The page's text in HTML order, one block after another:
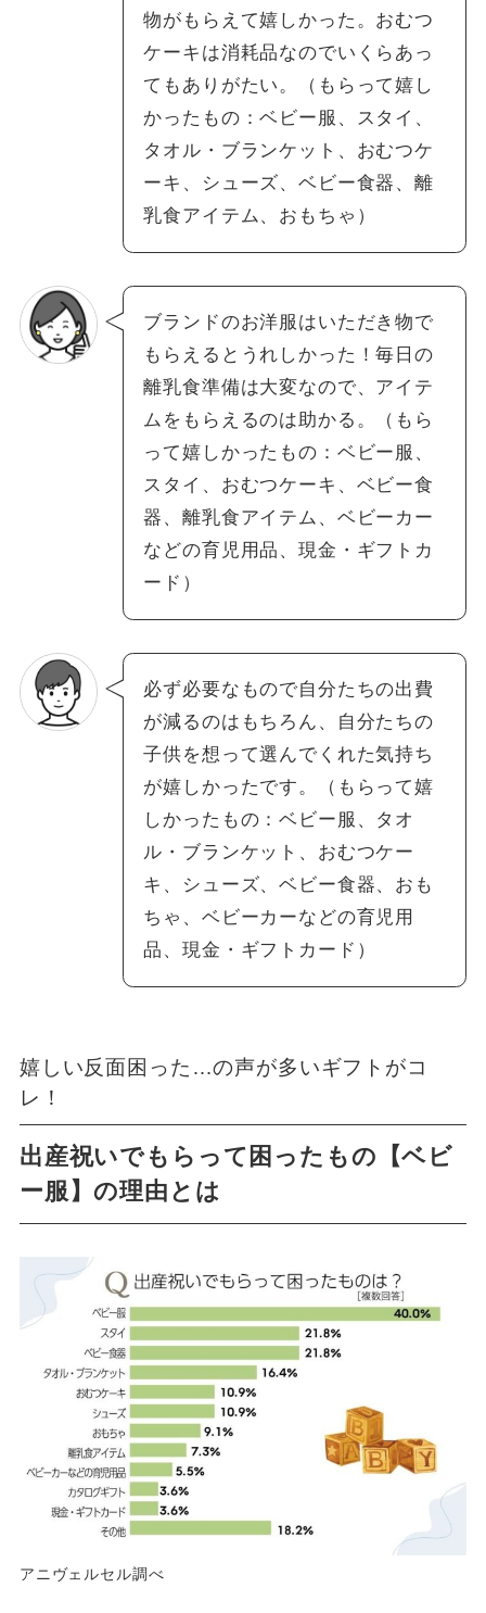
物がもらえて嬉しかった。おむつ
ケーキは消耗品なのでいくらあっ
てもありがたい。（もらって嬉し
かったもの：ベビー服、スタイ、
タオル・ブランケット、おむつケ
ーキ、シューズ、ベビー食器、離
乳食アイテム、おもちゃ）
ブランドのお洋服はいただき物で
もらえるとうれしかった！毎日の
離乳食準備は大変なので、アイテ
ムをもらえるのは助かる。（もら
って嬉しかったもの：ベビー服、
スタイ、おむつケーキ、ベビー食
器、離乳食アイテム、ベビーカー
などの育児用品、現金・ギフトカ
ード）
必ず必要なもので自分たちの出費
が減るのはもちろん、自分たちの
子供を想って選んでくれた気持ち
が嬉しかったです。（もらって嬉
しかったもの：ベビー服、タオ
ル・ブランケット、おむつケー
キ、シューズ、ベビー食器、おも
ちゃ、ベビーカーなどの育児用
品、現金・ギフトカード）
嬉しい反面困った…の声が多いギフトがコ
レ！
出産祝いでもらって困ったもの【ベビ
ー服】の理由とは
アニヴェルセル調べ